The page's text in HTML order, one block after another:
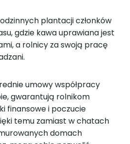
plantacji członków
gdzie kawa uprawiana jest
a rolnicy za swoją pracę
umowy współpracy
gwarantują rolnikom
finansowe i poczucie
temu zamiast w chatach
domach